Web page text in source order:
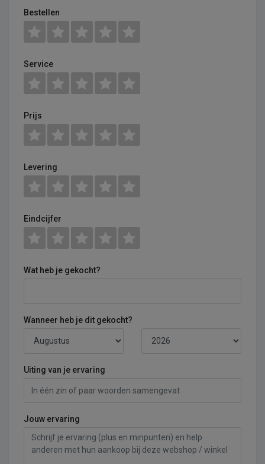
Bestellen
Service
Prijs
Levering
Eindcijfer
Wat heb je gekocht?
Wanneer heb je dit gekocht?
Uiting van je ervaring
Jouw ervaring